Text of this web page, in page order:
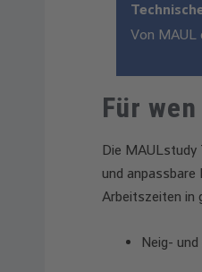
Von MAUL
Für
Die
und
Arbeitszeiten in
Neig-